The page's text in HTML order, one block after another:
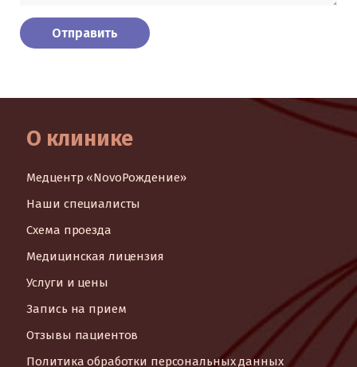
О клинике
Медцентр «NovoРождение»
Наши специалисты
Схема проезда
Медицинская лицензия
Услуги и цены
Запись на прием
Отзывы пациентов
Политика обработки персональных данных